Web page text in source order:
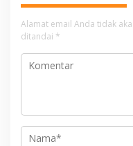
Alamat email Anda tidak
ditandai *